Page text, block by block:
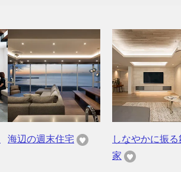
海辺の週末住宅
しなやかに振る
家